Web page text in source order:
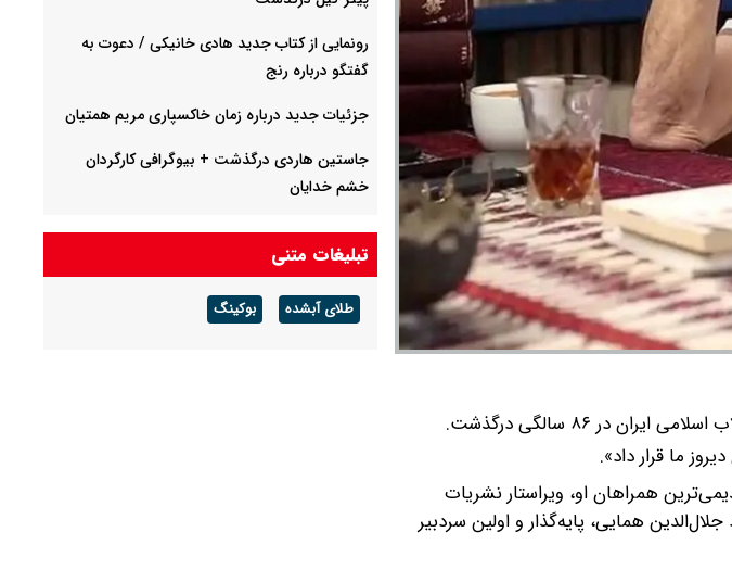
در ۸۶ سالگی درگذشت.
ما قرار داد».
کتب علی شریعتی و از قدیمی‌ترین همراهان او، ویراستار نشریات
استاد جلال‌الدین همایی، پایه‌گذار و اولین سردبیر
رونمایی از کتاب جدید هادی خانیکی / دعوت به
گفتگو درباره رنج
جزئیات جدید درباره زمان خاکسپاری مریم همتیان
جاستین هاردی درگذشت + بیوگرافی کارگردان
خشم خدایان
آهنگ رضا صادقی برای اربعین
تبلیغات متنی
طلای آبشده بوکینگ